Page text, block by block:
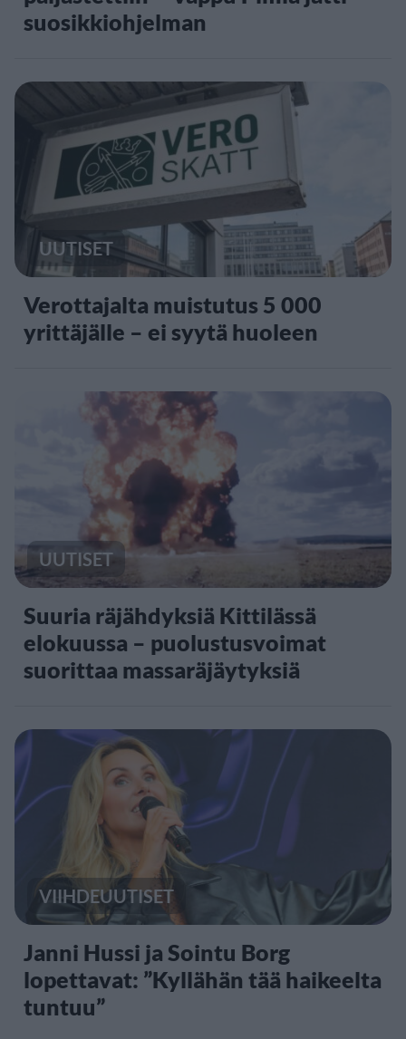
suosikkiohjelman
UUTISET
Verottajalta muistutus 5 000
yrittäjälle – ei syytä huoleen
UUTISET
Suuria räjähdyksiä Kittilässä
elokuussa – puolustusvoimat
suorittaa massaräjäytyksiä
VIIHDEUUTISET
Janni Hussi ja Sointu Borg
lopettavat: ”Kyllähän tää haikeelta
tuntuu”